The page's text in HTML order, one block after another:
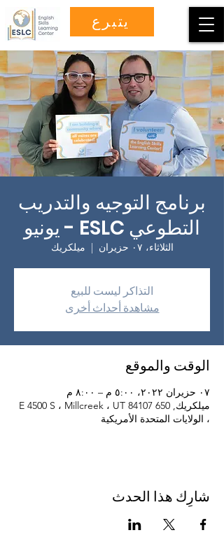
يتبرع
برنامج التوجيه والتدريب
التطوعي ESLC - يونيو
الثلاثاء، ٠٧ حزيران
  |
ميلكريك
التذاكر ليست للبيع
مشاهدة أحداث أخرى
الوقت والموقع
٠٧ حزيران ٢٠٢٢، ٥:٠٠ م – ٨:٠٠ م
ميلكريك, 650 E 4500 S ، Millcreek ، UT 84107
، الولايات المتحدة الأمريكية
شارِك هذا الحدث